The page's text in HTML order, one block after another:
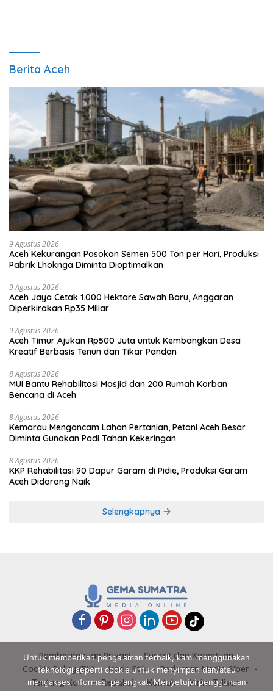
Berita Aceh
9 Agustus 2026
Aceh Kekurangan Pasokan Semen 500 Ton per Hari, Produksi
Pabrik Lhoknga Diminta Dioptimalkan
9 Agustus 2026
Aceh Jaya Cetak 1.000 Hektare Sawah Baru, Anggaran
Diperkirakan Rp35 Miliar
9 Agustus 2026
Aceh Timur Ajukan Rp500 Juta untuk Kembangkan Desa
Kreatif Berbasis Tenun dan Tikar Pandan
8 Agustus 2026
MUI Bantu Rehabilitasi Masjid dan 200 Rumah Korban
Bencana di Aceh
8 Agustus 2026
Kemarau Mengancam Lahan Pertanian, Petani Aceh Besar
Diminta Gunakan Padi Tahan Kekeringan
8 Agustus 2026
KKP Rehabilitasi 90 Dapur Garam di Pidie, Produksi Garam
Aceh Didorong Naik
Selengkapnya
Pemberitahuan Privasi
Syarat dan Ketentuan
Cookie Policy (EU)
Kode Etik
Pedoman Media Siber
Tentang Kami
Redaksi Kontak
Kirim Tulisan
Untuk memberikan pengalaman terbaik, kami menggunakan
teknologi seperti cookie untuk menyimpan dan/atau
mengakses informasi perangkat. Menyetujui penggunaan